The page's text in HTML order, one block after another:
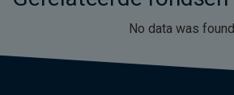
No data was found